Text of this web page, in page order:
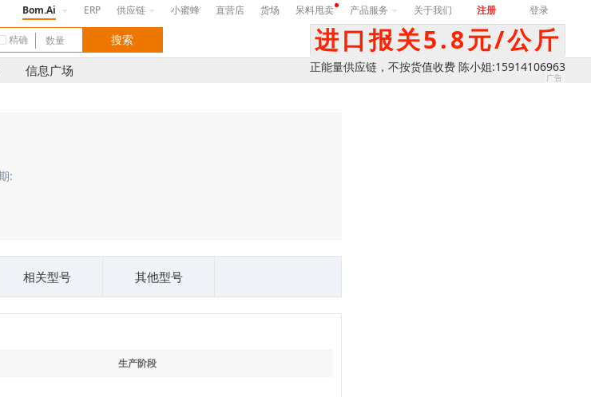
Bom.Ai ERP 供应链 小蜜蜂 直营店 货场 呆料甩卖 产品服务 关于我们 注册 登录
精确 进口报关5.8元/公斤
正能量供应链，不按货值收费 陈小姐:15914106963
信息广场
:
相关型号 其他型号
生产阶段